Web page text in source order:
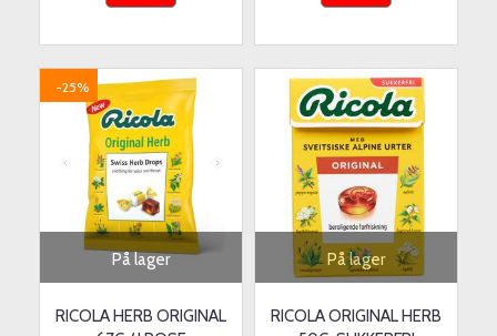
På lager
-25%
RICOLA HERB ORIGINAL
På lager
RICOLA ORIGINAL HERB